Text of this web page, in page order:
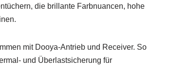
die brillante Farbnuancen, hohe
mit Dooya-Antrieb und Receiver. So
und Überlastsicherung für